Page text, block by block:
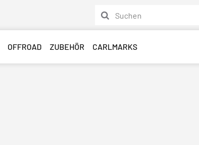
OFFROAD ZUBEHÖR CARLMARKS